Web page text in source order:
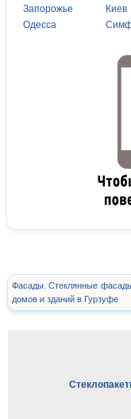
Запорожье
Киев
Одесса
Фасады. Стеклянные
домов и зданий в Гурзуфе